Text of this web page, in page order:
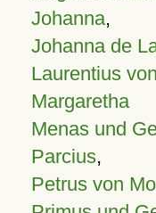
Johanna,
Johanna de
Laurentius
Margaretha
Menas und
Parcius,
Petrus von